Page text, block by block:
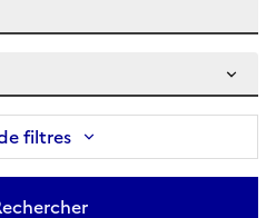
filtres